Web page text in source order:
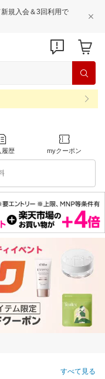
規入会＆3回利用で
履歴 myクーポン
すべて見る